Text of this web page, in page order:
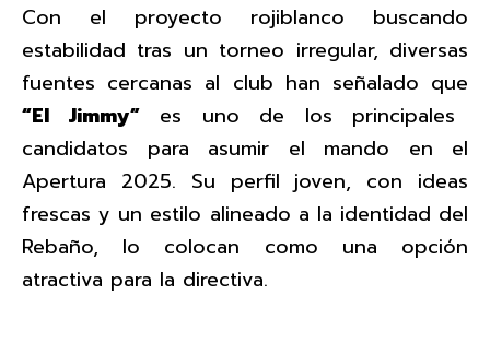
Con el proyecto rojiblanco buscando
estabilidad tras un torneo irregular, diversas
fuentes cercanas al club han señalado que
“El Jimmy”es uno de los principales
candidatos para asumir el mando en el
Apertura 2025. Su perfil joven, con ideas
frescas y un estilo alineado a la identidad del
Rebaño, lo colocan como una opción
atractiva para la directiva.